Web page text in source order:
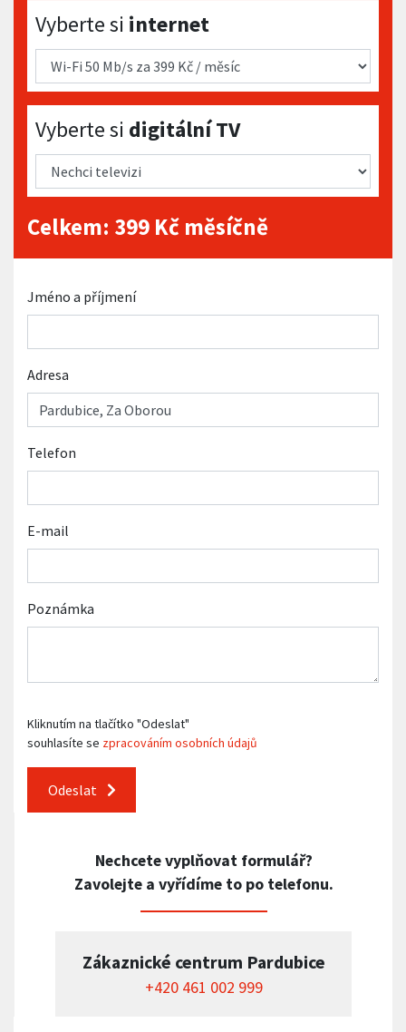
Vyberte si internet
Vyberte si internet
Vyberte si digitální TV
Vyberte si digitální TV
Celkem: 399 Kč měsíčně
Jméno a příjmení
Adresa
Telefon
E-mail
Poznámka
Kliknutím na tlačítko "Odeslat"
souhlasíte se zpracováním osobních údajů
Odeslat
Nechcete vyplňovat formulář?
Zavolejte a vyřídíme to po telefonu.
Zákaznické centrum Pardubice
+420 461 002 999